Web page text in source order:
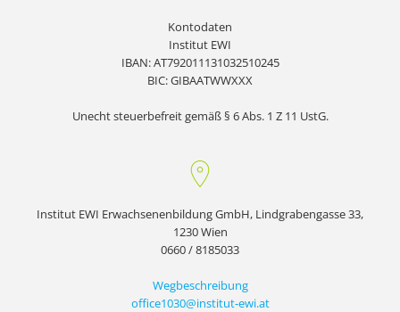
Kontodaten
Institut EWI
IBAN: AT792011131032510245
BIC: GIBAATWWXXX
Unecht steuerbefreit gemäß § 6 Abs. 1 Z 11 UstG.
Institut EWI Erwachsenenbildung GmbH, Lindgrabengasse 33,
1230 Wien
0660 / 8185033
Wegbeschreibung
office1030@institut-ewi.at